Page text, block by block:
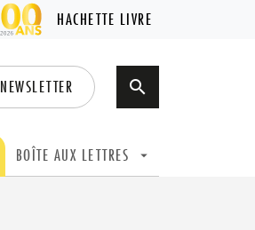
HACHETTE LIVRE
NEWSLETTER search
BOÎTE AUX LETTRES arrow_drop_down